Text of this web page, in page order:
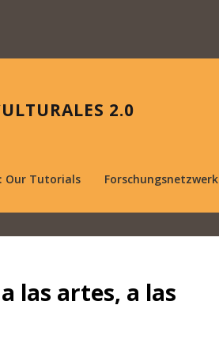
2.0
Our Tutorials Forschungsnetzwerk
las artes, a las